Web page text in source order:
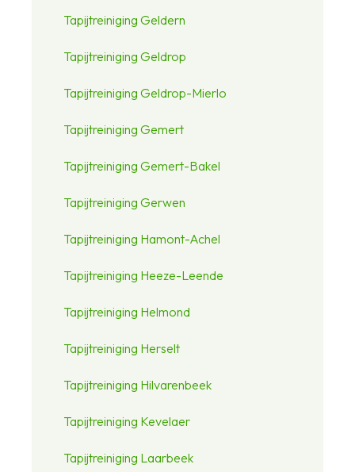
Tapijtreiniging Geldern
Tapijtreiniging Geldrop
Tapijtreiniging Geldrop-Mierlo
Tapijtreiniging Gemert
Tapijtreiniging Gemert-Bakel
Tapijtreiniging Gerwen
Tapijtreiniging Hamont-Achel
Tapijtreiniging Heeze-Leende
Tapijtreiniging Helmond
Tapijtreiniging Herselt
Tapijtreiniging Hilvarenbeek
Tapijtreiniging Kevelaer
Tapijtreiniging Laarbeek